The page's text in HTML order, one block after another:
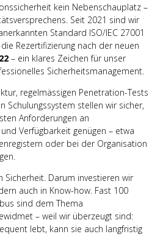
kein Nebenschauplatz –
Seit 2021 sind wir
Standard ISO/IEC 27001
Rezertifizierung nach der neuen
– ein klares Zeichen für unser
Sicherheitsmanagement.
regelmässigen Penetration-Tests
Schulungssystem stellen wir sicher,
Anforderungen an
Verfügbarkeit genügen – etwa
oder bei der Organisation
Darum investieren wir
auch in Know-how. Fast 100
sind dem Thema
– weil wir überzeugt sind:
lebt, kann sie auch langfristig